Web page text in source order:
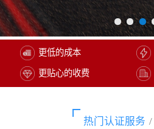
更低的成本
更贴心的收费
热门认证服务 /